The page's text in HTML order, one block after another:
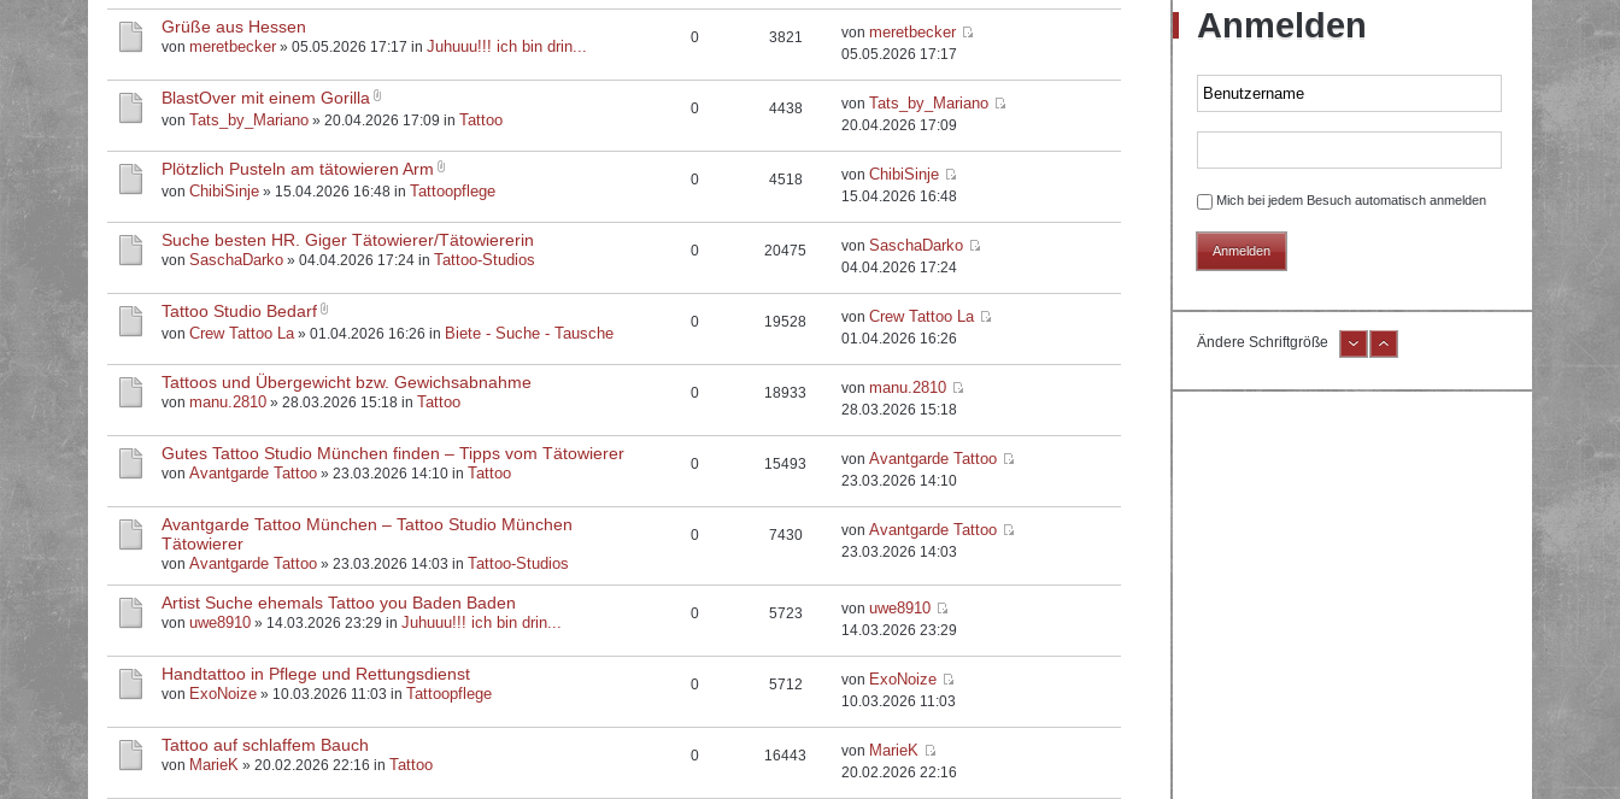
Grüße aus Hessen
von meretbecker » 05.05.2026 17:17 in Juhuuu!!! ich bin drin... 0 3821 vonmeretbecker
05.05.2026 17:17
BlastOver mit einem Gorilla
von Tats_by_Mariano » 20.04.2026 17:09 in Tattoo
0 4438 von Tats_by_Mariano
20.04.2026 17:09
Plötzlich Pusteln am tätowieren Arm
von ChibiSinje » 15.04.2026 16:48 in Tattoopflege
0 4518 vonChibiSinje
15.04.2026 16:48
Suche besten HR. Giger Tätowierer/Tätowiererin
von SaschaDarko » 04.04.2026 17:24 in Tattoo-Studios 0 20475 vonSaschaDarko
04.04.2026 17:24
Tattoo Studio Bedarf
von Crew Tattoo La» 01.04.2026 16:26 in Biete - Suche - Tausche
0 19528 vonCrew Tattoo La
01.04.2026 16:26
Tattoos und Übergewicht bzw. Gewichsabnahme
von manu.2810 » 28.03.2026 15:18 in Tattoo 0 18933 vonmanu.2810
28.03.2026 15:18
Gutes Tattoo Studio München finden – Tipps vom Tätowierer
von Avantgarde Tattoo » 23.03.2026 14:10 in Tattoo 0 15493 vonAvantgarde Tattoo
23.03.2026 14:10
Avantgarde Tattoo München – Tattoo Studio München
Tätowierer
von Avantgarde Tattoo » 23.03.2026 14:03 in Tattoo-Studios
0 7430 vonAvantgarde Tattoo
23.03.2026 14:03
Artist Suche ehemals Tattoo you Baden Baden
von uwe8910 » 14.03.2026 23:29 in Juhuuu!!! ich bin drin... 0 5723 vonuwe8910
14.03.2026 23:29
Handtattoo in Pflege und Rettungsdienst
von ExoNoize » 10.03.2026 11:03 in Tattoopflege 0 5712 von ExoNoize
10.03.2026 11:03
Tattoo auf schlaffem Bauch
von MarieK » 20.02.2026 22:16 in Tattoo 0 16443 von MarieK
20.02.2026 22:16
Anmelden
Mich bei jedem Besuch automatisch anmelden
Ändere Schriftgröße